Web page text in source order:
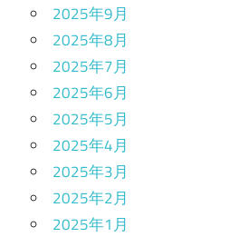
2025年9月
2025年8月
2025年7月
2025年6月
2025年5月
2025年4月
2025年3月
2025年2月
2025年1月